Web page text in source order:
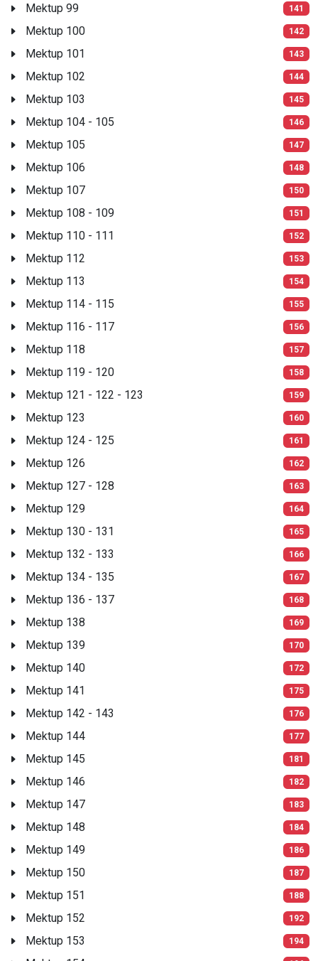
Mektup 99 141
Mektup 100 142
Mektup 101 143
Mektup 102 144
Mektup 103 145
Mektup 104 - 105 146
Mektup 105 147
Mektup 106 148
Mektup 107 150
Mektup 108 - 109 151
Mektup 110 - 111 152
Mektup 112 153
Mektup 113 154
Mektup 114 - 115 155
Mektup 116 - 117 156
Mektup 118 157
Mektup 119 - 120 158
Mektup 121 - 122 - 123 159
Mektup 123 160
Mektup 124 - 125 161
Mektup 126 162
Mektup 127 - 128 163
Mektup 129 164
Mektup 130 - 131 165
Mektup 132 - 133 166
Mektup 134 - 135 167
Mektup 136 - 137 168
Mektup 138 169
Mektup 139 170
Mektup 140 172
Mektup 141 175
Mektup 142 - 143 176
Mektup 144 177
Mektup 145 181
Mektup 146 182
Mektup 147 183
Mektup 148 184
Mektup 149 186
Mektup 150 187
Mektup 151 188
Mektup 152 192
Mektup 153 194